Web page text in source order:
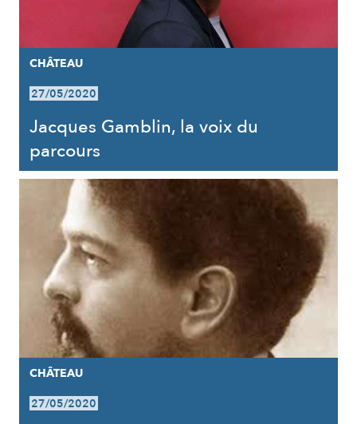
CHÂTEAU
27/05/2020
Jacques Gamblin, la voix du
parcours
CHÂTEAU
27/05/2020